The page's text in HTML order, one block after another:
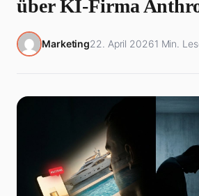
über KI-Firma
Marketing22. April 20261 Min.